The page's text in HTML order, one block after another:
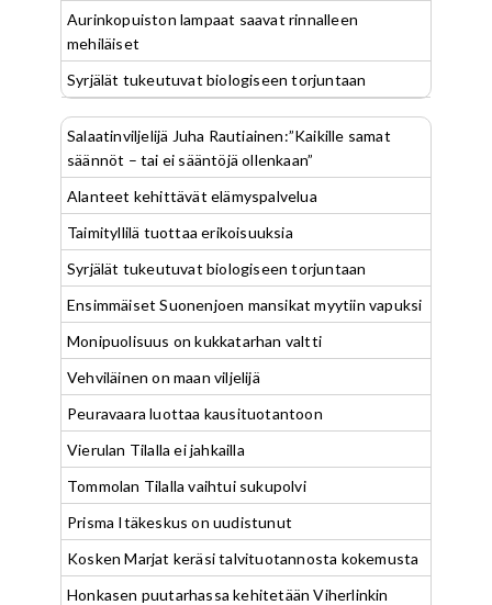
Aurinkopuiston lampaat saavat rinnalleen
mehiläiset
Syrjälät tukeutuvat biologiseen torjuntaan
Salaatinviljelijä Juha Rautiainen:”Kaikille samat
säännöt – tai ei sääntöjä ollenkaan”
Alanteet kehittävät elämyspalvelua
Taimityllilä tuottaa erikoisuuksia
Syrjälät tukeutuvat biologiseen torjuntaan
Ensimmäiset Suonenjoen mansikat myytiin vapuksi
Monipuolisuus on kukkatarhan valtti
Vehviläinen on maan viljelijä
Peuravaara luottaa kausituotantoon
Vierulan Tilalla ei jahkailla
Tommolan Tilalla vaihtui sukupolvi
Prisma Itäkeskus on uudistunut
Kosken Marjat keräsi talvituotannosta kokemusta
Honkasen puutarhassa kehitetään Viherlinkin